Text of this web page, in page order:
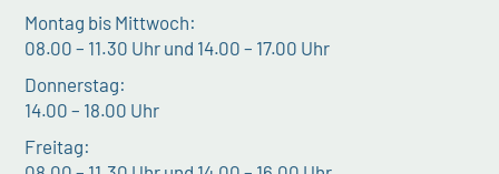
Montag bis Mittwoch:
08.00 – 11.30 Uhr und 14.00 – 17.00 Uhr
Donnerstag:
14.00 – 18.00 Uhr
Freitag: